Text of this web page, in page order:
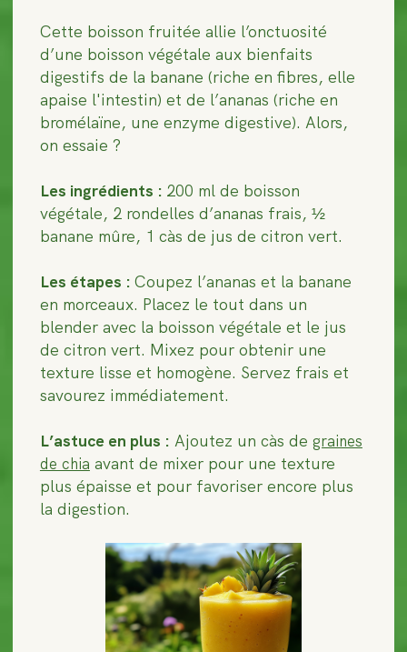
Cette boisson fruitée allie l’onctuosité
d’une boisson végétale aux bienfaits
digestifs de la banane (riche en fibres, elle
apaise l'intestin) et de l’ananas (riche en
bromélaïne, une enzyme digestive). Alors,
on essaie ?
Les ingrédients : 200 ml de boisson
végétale, 2 rondelles d’ananas frais, ½
banane mûre, 1 càs de jus de citron vert.
Les étapes : Coupez l’ananas et la banane
en morceaux. Placez le tout dans un
blender avec la boisson végétale et le jus
de citron vert. Mixez pour obtenir une
texture lisse et homogène. Servez frais et
savourez immédiatement.
L’astuce en plus : Ajoutez un càs de graines
de chia avant de mixer pour une texture
plus épaisse et pour favoriser encore plus
la digestion.